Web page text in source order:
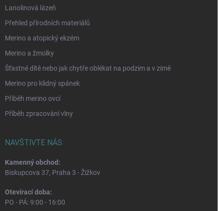
Lanolinová lázeň
Přehled přírodních materiálů
Merino a atopický ekzém
Merino a žmolky
Šťastné dítě nebo jak chytře oblékat na podzim a v zimě
Merino pro klidný spánek
Příběh merino ovcí
Příběh zpracování vlny
NAVŠTIVTE NÁS
Kamenný obchod:
Biskupcova 37, Praha 3 - Žižkov
Otevírací doba:
PO - PÁ: 9:00 - 16:00